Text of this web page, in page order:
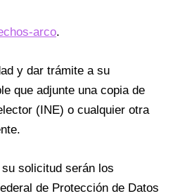
arco.
y dar trámite a su
que adjunte una copia de
(INE) o cualquier otra
solicitud serán los
de Protección de Datos